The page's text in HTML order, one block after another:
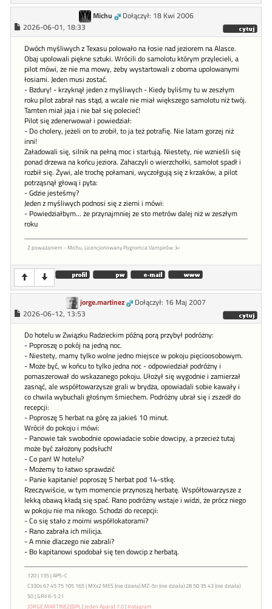
Michu
Dołączył: 18 Kwi 2006
2026-06-01, 18:33
Dwóch myśliwych z Texasu polowało na łosie nad jeziorem na Alasce.
Obaj upolowali piękne sztuki. Wrócili do samolotu którym przylecieli, a
pilot mówi, że nie ma mowy, żeby wystartowali z oboma upolowanymi
łosiami. Jeden musi zostać.
- Bzdury! - krzyknął jeden z myśliwych - Kiedy byliśmy tu w zeszłym
roku pilot zabrał nas stąd, a wcale nie miał większego samolotu niż twój.
Tamten miał jaja i nie bał się polecieć!
Pilot się zdenerwował i powiedział:
- Do cholery, jeżeli on to zrobił, to ja też potrafię. Nie latam gorzej niż
inni!
Załadowali się, silnik na pełną moc i startują. Niestety, nie wznieśli się
ponad drzewa na końcu jeziora. Zahaczyli o wierzchołki, samolot spadł i
rozbił się. Żywi, ale trochę połamani, wyczołgują się z krzaków, a pilot
potrząsnął głową i pyta:
- Gdzie jesteśmy?
Jeden z myśliwych podnosi się z ziemi i mówi:
- Powiedziałbym... że przynajmniej ze sto metrów dalej niż w zeszłym
roku
Z poważaniem - Michu, Licencjonowany Pogromca Vampirów :)=
jorge.martinez
Dołączył: 16 Maj 2007
2026-06-12, 13:53
Do hotelu w Związku Radzieckim późną porą przybył podróżny:
- Poproszę o pokój na jedną noc.
- Niestety, mamy tylko wolne jedno miejsce w pokoju pięcioosobowym.
- Może być, w końcu to tylko jedna noc - odpowiedział podróżny i
pomaszerował do wskazanego pokoju. Ułożył się wygodnie i zamierzał
zasnąć, ale współtowarzysze grali w brydża, opowiadali sobie kawały i
co chwila wybuchali głośnym śmiechem. Podróżny ubrał się i zszedł do
recepcji:
- Poproszę 5 herbat na górę za jakieś 10 minut.
Wrócił do pokoju i mówi:
- Panowie tak swobodnie opowiadacie sobie dowcipy, a przecież tutaj
może być założony podsłuch!
- Co pan! W hotelu?
- Możemy to łatwo sprawdzić
- Panie kapitanie! poproszę 5 herbat pod 14-stkę.
Rzeczywiście, w tym momencie przynoszą herbatę. Współtowarzysze z
lekką obawą kładą się spać. Rano podróżny wstaje i widzi, że prócz niego
w pokoju nie ma nikogo. Schodzi do recepcji:
- Co się stało z moimi współlokatorami?
- Rano zabrała ich milicja.
- A mnie dlaczego nie zabrali?
- Bo kapitanowi spodobał się ten dowcip z herbatą.
120 | 135 | APS-C
C330s 67 45 75 105 165 | MXx2 MES (nie działa) MZ-5n (nie działa) 28 50 35 43 (nie działa)
50 | GRII K-5 21
JORGE.MARTINEZ@PL| Jeden Aparat 7.0|Instagram